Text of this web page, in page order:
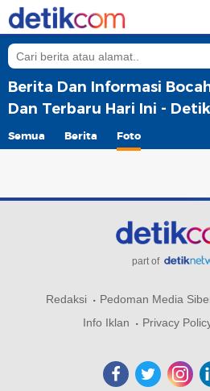
Berita Dan Informasi
Dan Terbaru Hari Ini -
Semua Berita Foto
part of
Redaksi Pedoman Media
Info Iklan
Privacy